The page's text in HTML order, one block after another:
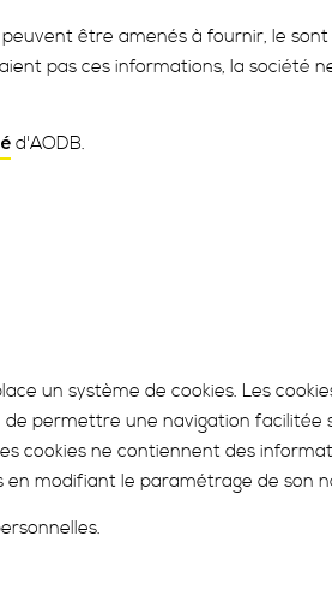
être amenés à fournir, le
pas ces informations, la société
d'AODB.
un système de cookies. Les
permettre une navigation facilitée
cookies ne contiennent des
en modifiant le paramétrage de son